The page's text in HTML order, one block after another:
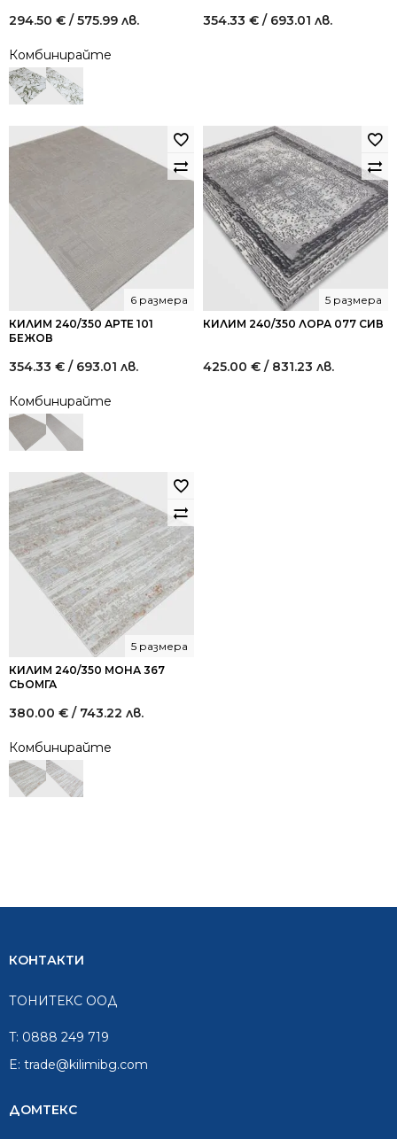
294.50 € / 575.99 лв.
Комбинирайте
354.33 € / 693.01 лв.
КИЛИМ 240/350 АРТЕ 101
БЕЖОВ
6 размера
354.33 € / 693.01 лв.
Комбинирайте
КИЛИМ 240/350 ЛОРА 077 СИВ
5 размера
425.00 € / 831.23 лв.
КИЛИМ 240/350 МОНА 367
СЬОМГА
5 размера
380.00 € / 743.22 лв.
Комбинирайте
КОНТАКТИ
ТОНИТЕКС ООД
T: 0888 249 719
E: trade@kilimibg.com
ДОМТЕКС